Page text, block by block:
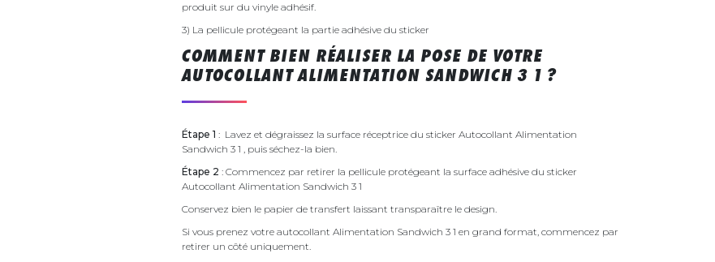
produit sur du vinyle adhésif.
3) La pellicule protégeant la partie adhésive du sticker
COMMENT BIEN RÉALISER LA POSE DE VOTRE
AUTOCOLLANT ALIMENTATION SANDWICH 3 1 ?
Étape 1 : Lavez et dégraissez la surface réceptrice du sticker Autocollant Alimentation
Sandwich 3 1 , puis séchez-la bien.
Étape 2 : Commencez par retirer la pellicule protégeant la surface adhésive du sticker
Autocollant Alimentation Sandwich 3 1
Conservez bien le papier de transfert laissant transparaître le design.
Si vous prenez votre autocollant Alimentation Sandwich 3 1 en grand format, commencez par
retirer un côté uniquement.